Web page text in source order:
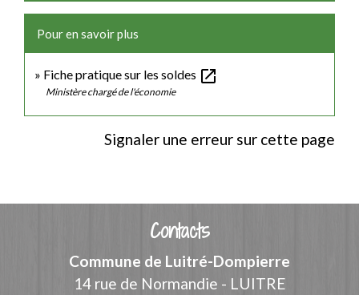
Pour en savoir plus
Fiche pratique sur les soldes open_in_new
Ministère chargé de l'économie
Signaler une erreur sur cette page
Contacts
Commune de Luitré-Dompierre
14 rue de Normandie - LUITRE